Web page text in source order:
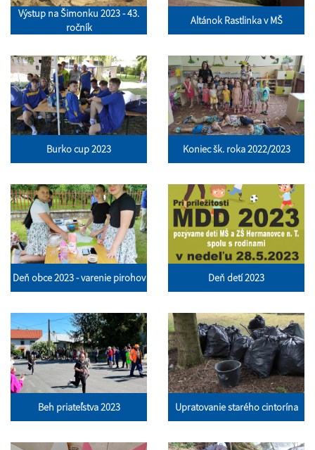
Výstup na Šimonku 2023 - 43.
ročník
Altánok Rastlinka v MŠ
Burko cup 2023 Koniec šk. roka 2022/2023
Deň obce 2023 - varenie pirohov Deň detí 2023
Beh priateľstva 2023 Upratovanie starého cintorína